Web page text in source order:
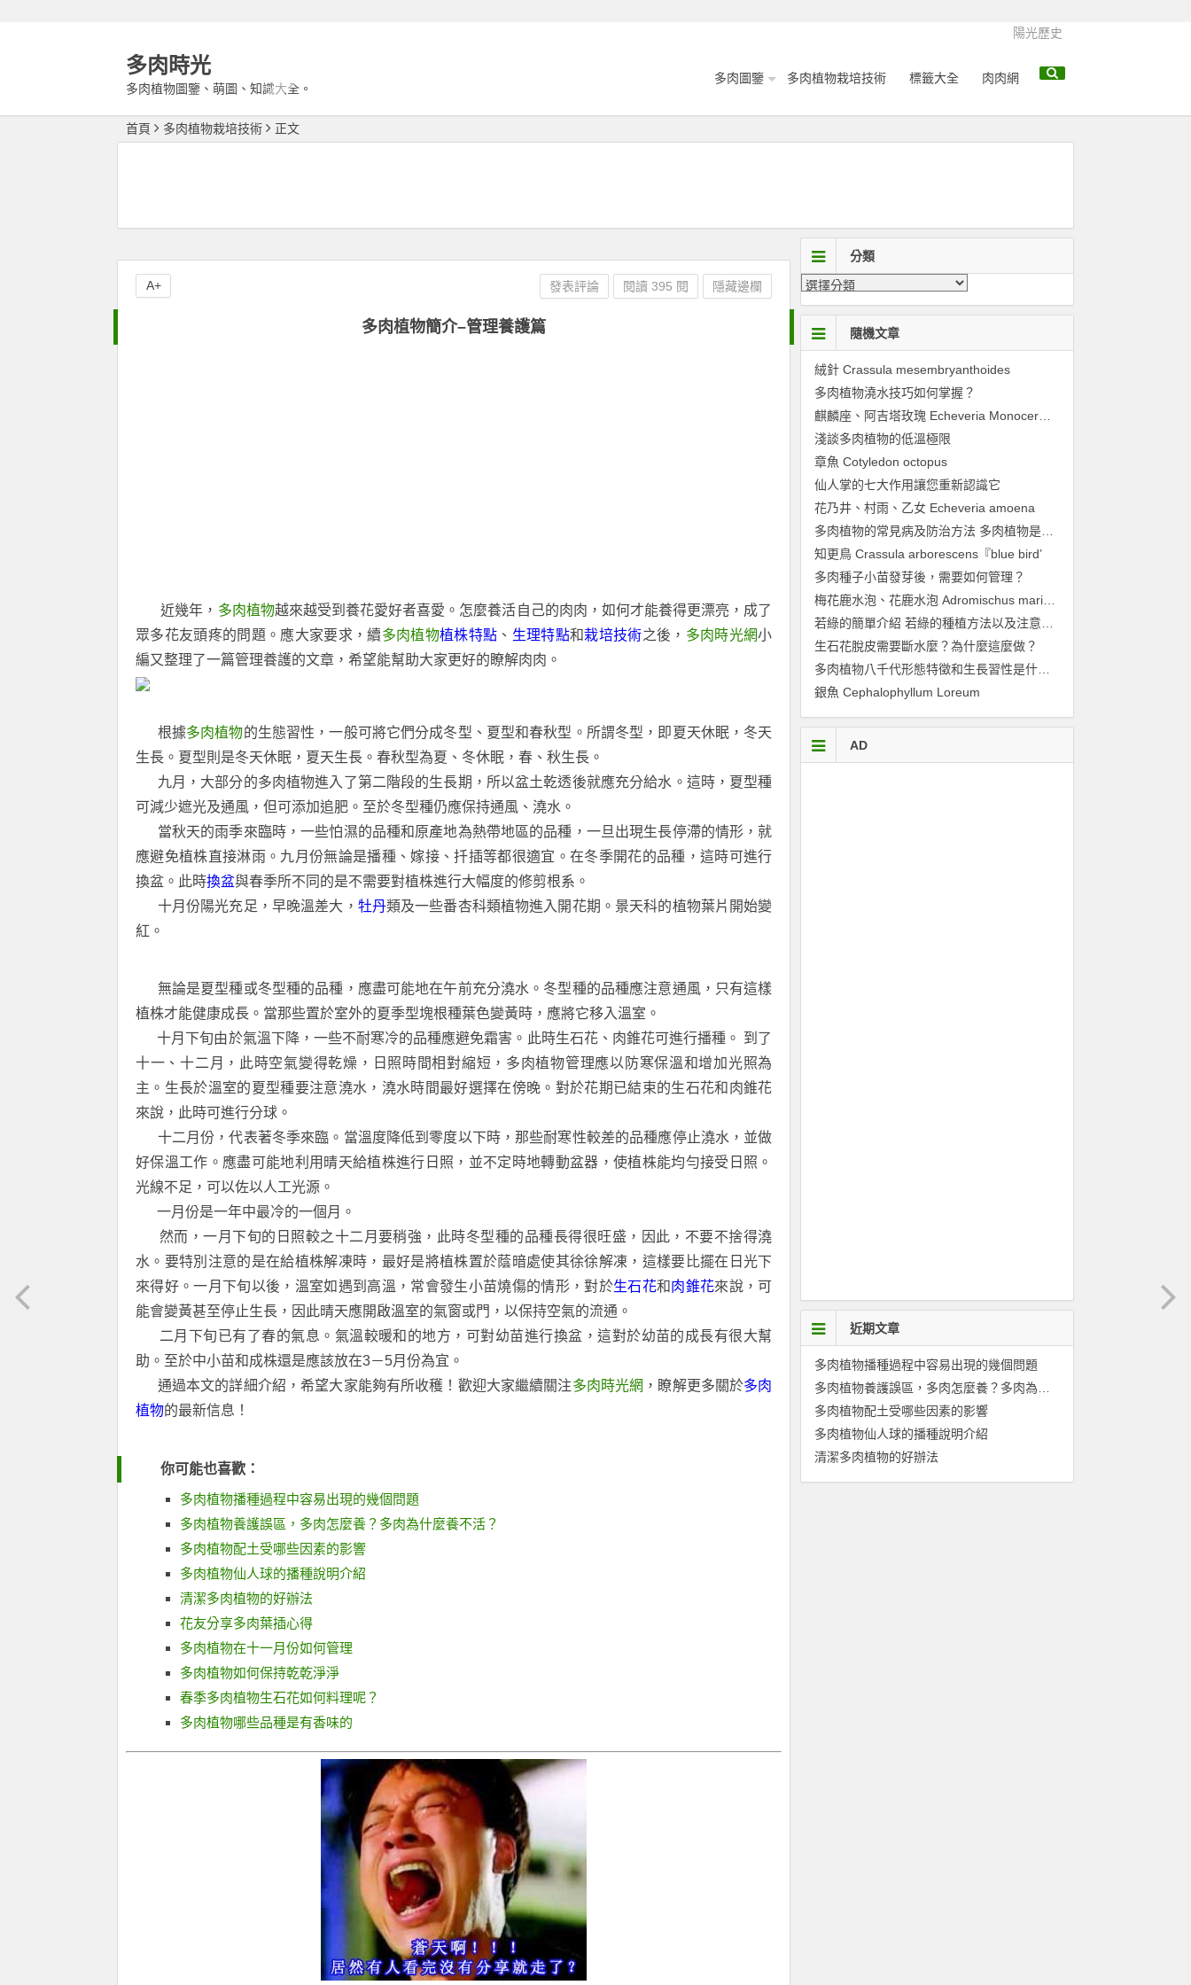
陽光歷史
多肉時光
多肉植物圖鑒、萌圖、知識大全。
多肉圖鑒 多肉植物栽培技術 標籤大全 肉肉網
首頁 多肉植物栽培技術 正文
多肉植物簡介–管理養護篇
近幾年， 多肉植物越來越受到養花愛好者喜愛。怎麼養活自己的肉肉，如何才能養得更漂亮，成了
眾多花友頭疼的問題。 應大家要求，續多肉植物植株特點 、 生理特點和栽培技術之後， 多肉時光網小
編又整理了一篇管理養護的文章，希望能幫助大家更好的瞭解肉肉。
根據多肉植物的生態習性，一般可將它們分成冬型、夏型和春秋型。所謂冬型，即夏天休眠，冬天
生長。夏型則是冬天休眠，夏天生長。春秋型為夏、冬休眠，春、秋生長。
九月，大部分的多肉植物進入了第二階段的生長期，所以盆土乾透後就應充分給水。這時，夏型種
可減少遮光及通風，但可添加追肥。至於冬型種仍應保持通風、澆水。
當秋天的雨季來臨時，一些怕濕的品種和原產地為熱帶地區的品種，一旦出現生長停滯的情形，就
應避免植株直接淋雨。九月份無論是播種、嫁接、扦插等都很適宜。在冬季開花的品種，這時可進行
換盆。此時換盆與春季所不同的是不需要對植株進行大幅度的修剪根系。
十月份陽光充足，早晚溫差大， 牡丹類及一些番杏科類植物進入開花期。景天科的植物葉片開始變
紅。
無論是夏型種或冬型種的品種，應盡可能地在午前充分澆水。冬型種的品種應注意通風，只有這樣
植株才能健康成長。當那些置於室外的夏季型塊根種葉色變黃時，應將它移入溫室。
十月下旬由於氣溫下降，一些不耐寒冷的品種應避免霜害。此時生石花、肉錐花可進行播種。 到了
十一、十二月，此時空氣變得乾燥，日照時間相對縮短，多肉植物管理應以防寒保溫和增加光照為
主。生長於溫室的夏型種要注意澆水，澆水時間最好選擇在傍晚。對於花期已結束的生石花和肉錐花
來說，此時可進行分球。
十二月份，代表著冬季來臨。當溫度降低到零度以下時，那些耐寒性較差的品種應停止澆水，並做
好保溫工作。應盡可能地利用晴天給植株進行日照，並不定時地轉動盆器，使植株能均勻接受日照。
光線不足，可以佐以人工光源。
一月份是一年中最冷的一個月。
然而，一月下旬的日照較之十二月要稍強，此時冬型種的品種長得很旺盛，因此，不要不捨得澆
水。要特別注意的是在給植株解凍時，最好是將植株置於蔭暗處使其徐徐解凍，這樣要比擺在日光下
來得好。一月下旬以後，溫室如遇到高溫，常會發生小苗燒傷的情形，對於生石花和肉錐花來說，可
能會變黃甚至停止生長，因此晴天應開啟溫室的氣窗或門，以保持空氣的流通。
二月下旬已有了春的氣息。氣溫較暖和的地方，可對幼苗進行換盆，這對於幼苗的成長有很大幫
助。至於中小苗和成株還是應該放在3－5月份為宜。
通過本文的詳細介紹，希望大家能夠有所收穫！歡迎大家繼續關注多肉時光網 ，瞭解更多關於多肉
植物的最新信息！
你可能也喜歡：
多肉植物播種過程中容易出現的幾個問題
多肉植物養護誤區，多肉怎麼養？多肉為什麼養不活？
多肉植物配土受哪些因素的影響
多肉植物仙人球的播種說明介紹
清潔多肉植物的好辦法
花友分享多肉葉插心得
多肉植物在十一月份如何管理
多肉植物如何保持乾乾淨淨
春季多肉植物生石花如何料理呢？
多肉植物哪些品種是有香味的
發表評論 閱讀 395 閱 隱藏邊欄
A+
分類
隨機文章
絨針 Crassula mesembryanthoides
多肉植物澆水技巧如何掌握？
淺談多肉植物的低溫極限
章魚 Cotyledon octopus
仙人掌的七大作用讓您重新認識它
花乃井、村雨、乙女 Echeveria amoena
知更鳥 Crassula arborescens『blue bird’
多肉種子小苗發芽後，需要如何管理？
生石花脫皮需要斷水麼？為什麼這麼做？
銀魚 Cephalophyllum Loreum
AD
近期文章
多肉植物播種過程中容易出現的幾個問題
多肉植物配土受哪些因素的影響
多肉植物仙人球的播種說明介紹
清潔多肉植物的好辦法